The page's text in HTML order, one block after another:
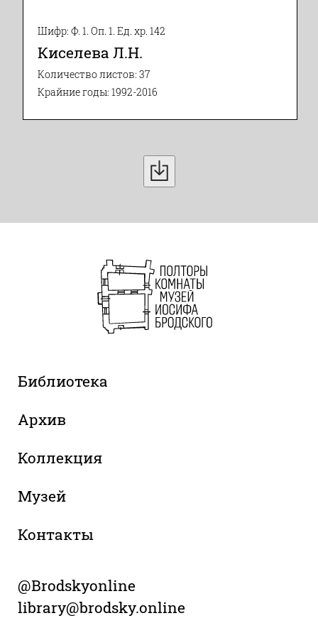
Шифр: Ф. 1. Оп. 1. Ед. хр. 142
Киселева Л.Н.
Количество листов: 37
Крайние годы: 1992-2016
Библиотека
Архив
Коллекция
Музей
Контакты
@Brodskyonline
library@brodsky.online